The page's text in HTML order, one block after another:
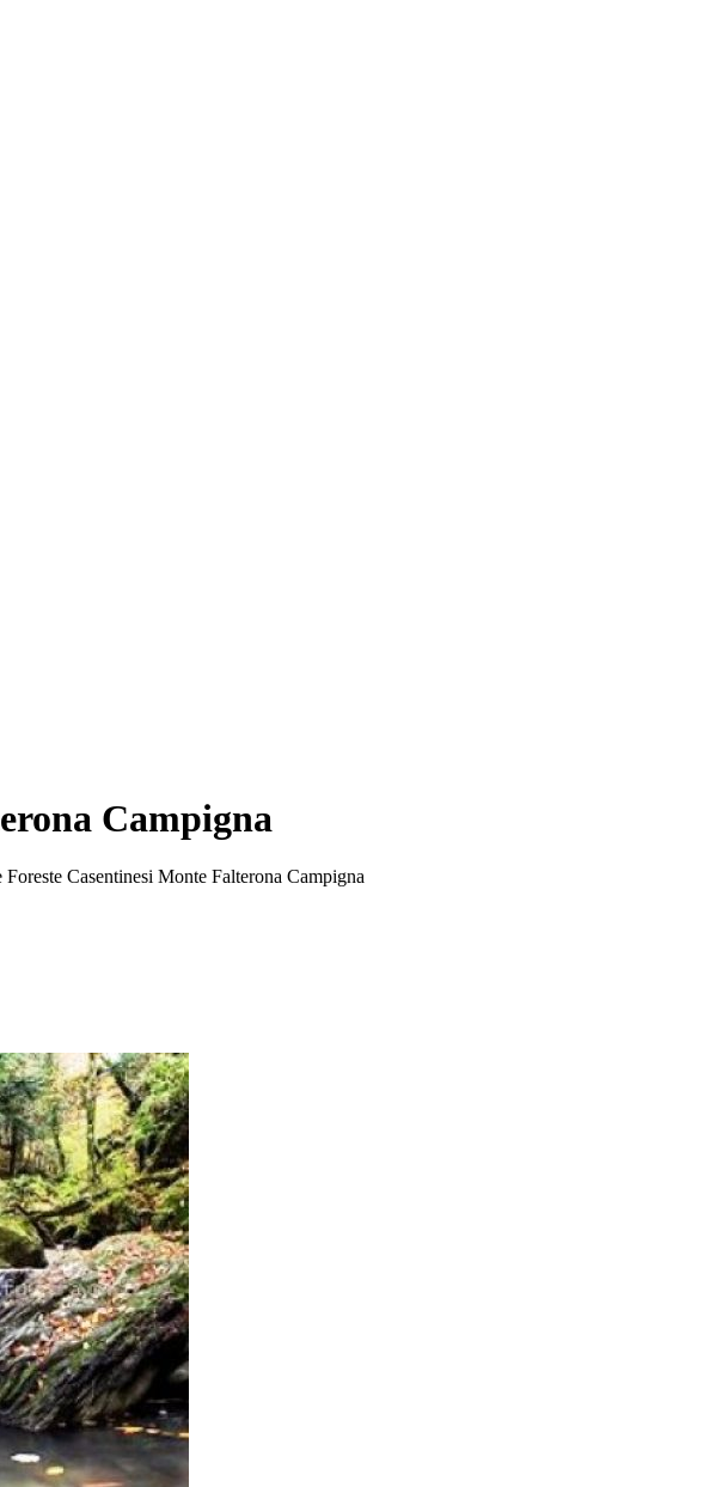
Campigna
Casentinesi Monte Falterona Campigna